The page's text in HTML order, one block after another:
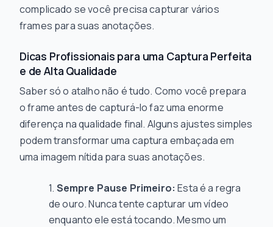
complicado se você precisa capturar vários
frames para suas anotações.
Dicas Profissionais para uma Captura Perfeita
e de Alta Qualidade
Saber só o atalho não é tudo. Como você prepara
o frame antes de capturá-lo faz uma enorme
diferença na qualidade final. Alguns ajustes simples
podem transformar uma captura embaçada em
uma imagem nítida para suas anotações.
Sempre Pause Primeiro: Esta é a regra
de ouro. Nunca tente capturar um vídeo
enquanto ele está tocando. Mesmo um